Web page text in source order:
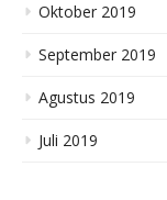
Oktober 2019
September 2019
Agustus 2019
Juli 2019